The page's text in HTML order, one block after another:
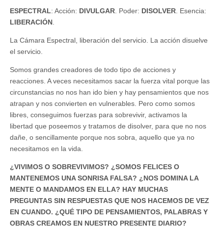
ESPECTRAL: Acción: DIVULGAR. Poder: DISOLVER. Esencia:
LIBERACIÓN.
La Cámara Espectral, liberación del servicio. La acción disuelve
el servicio.
Somos grandes creadores de todo tipo de acciones y
reacciones. A veces necesitamos sacar la fuerza vital porque las
circunstancias no nos han ido bien y hay pensamientos que nos
atrapan y nos convierten en vulnerables. Pero como somos
libres, conseguimos fuerzas para sobrevivir, activamos la
libertad que poseemos y tratamos de disolver, para que no nos
dañe, o sencillamente porque nos sobra, aquello que ya no
necesitamos en la vida.
¿VIVIMOS O SOBREVIVIMOS? ¿SOMOS FELICES O
MANTENEMOS UNA SONRISA FALSA? ¿NOS DOMINA LA
MENTE O MANDAMOS EN ELLA? HAY MUCHAS
PREGUNTAS SIN RESPUESTAS QUE NOS HACEMOS DE VEZ
EN CUANDO. ¿QUÉ TIPO DE PENSAMIENTOS, PALABRAS Y
OBRAS CREAMOS EN NUESTRO PRESENTE DIARIO?